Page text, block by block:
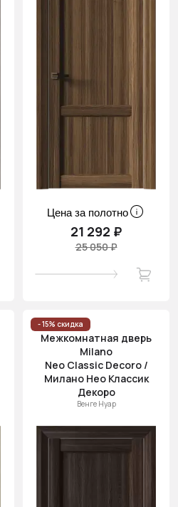
Цена за полотно
21 292 ₽
25 050 ₽
- 15% скидка
Межкомнатная дверь
Milano
Neo Classic Decoro /
Милано Нео Классик
Декоро
Венге Нуар